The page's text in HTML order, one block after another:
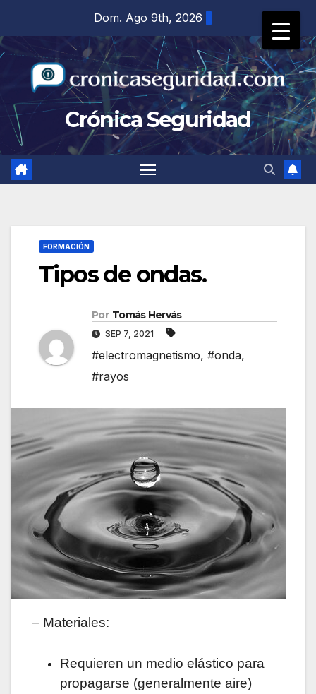
contenido
Dom. Ago 9th, 2026
Crónica Seguridad
FORMACIÓN
Tipos de ondas.
Por Tomás Hervás
SEP 7, 2021
#electromagnetismo, #onda,
#rayos
– Materiales:
Requieren un medio elástico para
propagarse (generalmente aire)